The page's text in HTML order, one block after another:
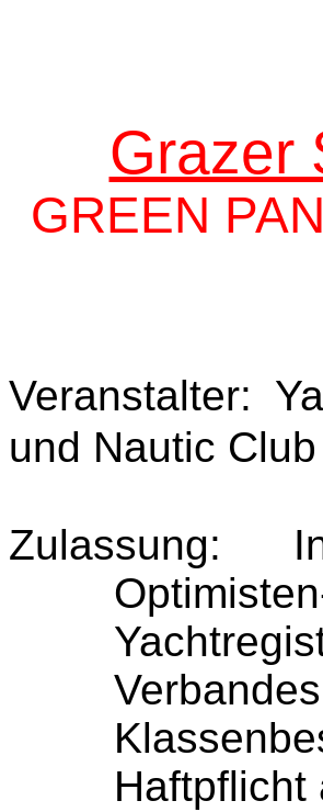
Grazer
GREEN
Veranstalter:
und Nautic
Zulassung:
Haftpflicht